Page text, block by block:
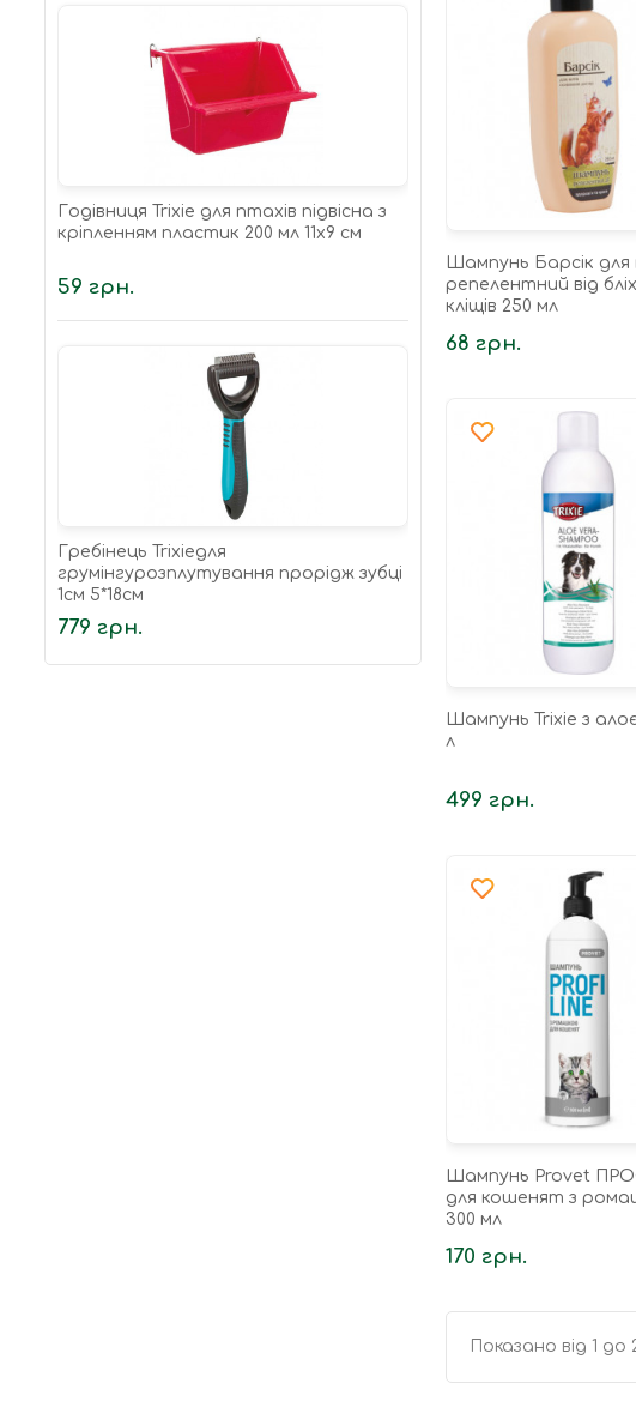
Годівниця Trixie для птахів підвісна з
кріпленням пластик 200 мл 11х9 см
59 грн.
Гребінець Trixieдля
грумінгурозплутування прорідж зубці
1см 5*18см
779 грн.
Шампунь Барсік для
репелентний від
кліщів 250 мл
68 грн.
Шампунь Trixie з
л
499 грн.
Шампунь Provet
для кошенят з
300 мл
170 грн.
Показано від 1